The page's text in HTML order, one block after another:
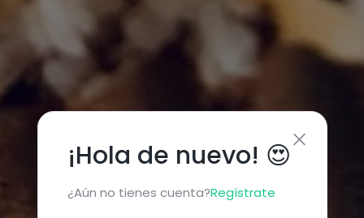
¡Hola de nuevo! 😍
¿Aún no tienes cuenta?Regístrate